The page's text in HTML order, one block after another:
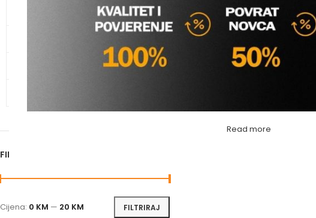
Read more
FILTRIRAJ PO CIJENI
FILTRIRAJ
Cijena: 0 KM — 20 KM